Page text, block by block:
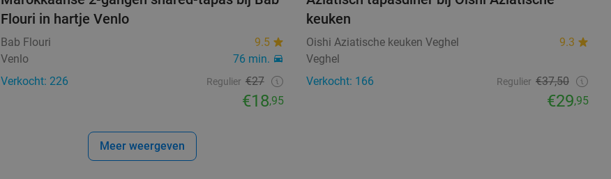
Flouri in hartje Venlo
Bab Flouri
9.5
Venlo
76 min.
Verkocht: 226
Regulier €27
€18,95
keuken
Oishi Aziatische keuken Veghel
9.3
Veghel
Verkocht: 166
Regulier €37,50
€29,95
Meer weergeven